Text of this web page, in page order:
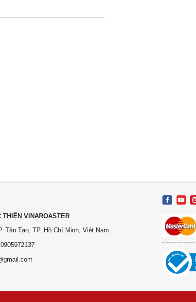
THIỆN VINAROASTER
Tân Tạo, TP. Hồ Chí Minh, Việt Nam
0905972137